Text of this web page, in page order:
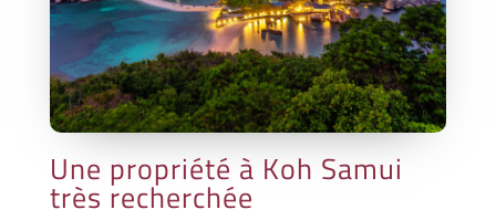
Une propriété à Koh Samui
très recherchée